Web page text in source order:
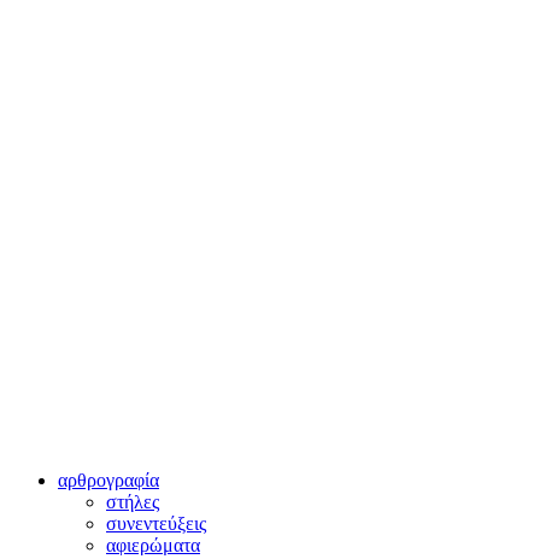
αρθρογραφία
στήλες
συνεντεύξεις
αφιερώματα